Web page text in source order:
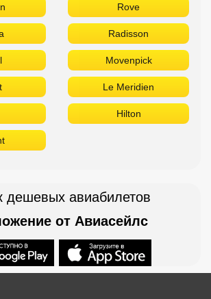
Rove
Radisson
Movenpick
Le Meridien
Hilton
дешевых авиабилетов
от Авиасейлс